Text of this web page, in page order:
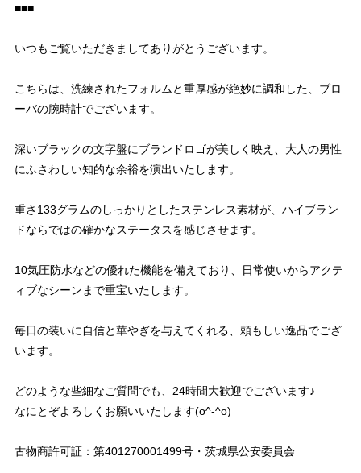
■■■
いつもご覧いただきましてありがとうございます。
こちらは、洗練されたフォルムと重厚感が絶妙に調和した、ブロ
ーバの腕時計でございます。
深いブラックの文字盤にブランドロゴが美しく映え、大人の男性
にふさわしい知的な余裕を演出いたします。
重さ133グラムのしっかりとしたステンレス素材が、ハイブラン
ドならではの確かなステータスを感じさせます。
10気圧防水などの優れた機能を備えており、日常使いからアクテ
ィブなシーンまで重宝いたします。
毎日の装いに自信と華やぎを与えてくれる、頼もしい逸品でござ
います。
どのような些細なご質問でも、24時間大歓迎でございます♪
なにとぞよろしくお願いいたします(o^-^o)
古物商許可証：第401270001499号・茨城県公安委員会